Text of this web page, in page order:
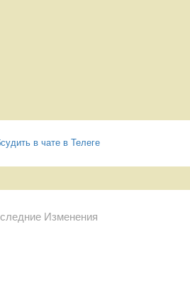
в чате в Телеге
Изменения